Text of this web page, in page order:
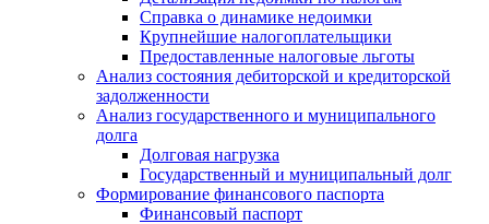
Справка о динамике недоимки
Крупнейшие налогоплательщики
Предоставленные налоговые льготы
Анализ состояния дебиторской и кредиторской
задолженности
Анализ государственного и муниципального
долга
Долговая нагрузка
Государственный и муниципальный долг
Формирование финансового паспорта
Финансовый паспорт